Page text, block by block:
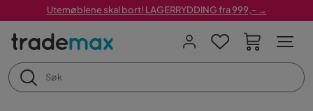
Utemøblene skal bort! LAGERRYDDING fra 999,- →